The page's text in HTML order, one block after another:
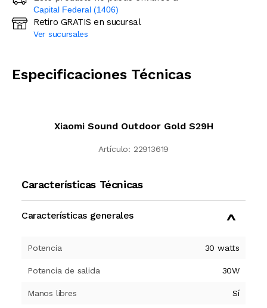
Capital Federal (1406)
Ingresá código postal (sólo números)
Retiro GRATIS en sucursal
Ver sucursales
Especificaciones Técnicas
Xiaomi Sound Outdoor Gold S29H
Artículo: 22913619
Características Técnicas
Características generales
Potencia 30 watts
Potencia de salida 30W
Manos libres Sí